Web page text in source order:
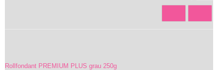
Rollfondant PREMIUM PLUS grau 250g